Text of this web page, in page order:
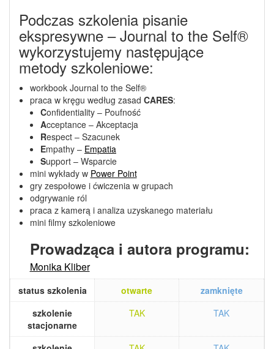
Podczas szkolenia pisanie
ekspresywne – Journal to the Self®
wykorzystujemy następujące
metody szkoleniowe:
workbook Journal to the Self®
praca w kręgu według zasad CARES:
Confidentiality – Poufność
Acceptance – Akceptacja
Respect – Szacunek
Empathy – Empatia
Support – Wsparcie
mini wykłady w Power Point
gry zespołowe i ćwiczenia w grupach
odgrywanie ról
praca z kamerą i analiza uzyskanego materiału
mini filmy szkoleniowe
Prowadząca i autora programu:
Monika Kliber
status szkolenia otwarte
zamknięte
szkolenie
stacjonarne
TAK TAK